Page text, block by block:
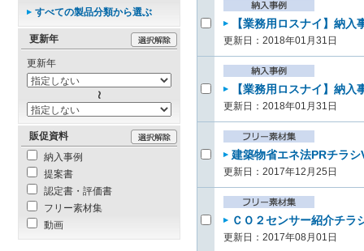
【業務用ロスナイ】納
更新日：2018年01月31日
【業務用ロスナイ】納
更新日：2018年01月31日
建築物省エネ法PRチラ
更新日：2017年12月25日
ＣＯ２センサー紹介チ
更新日：2017年08月01日
すべての製品分類から選ぶ
更新年
更新年
販促資料
納入事例
提案書
認定書・評価書
フリー素材集
動画